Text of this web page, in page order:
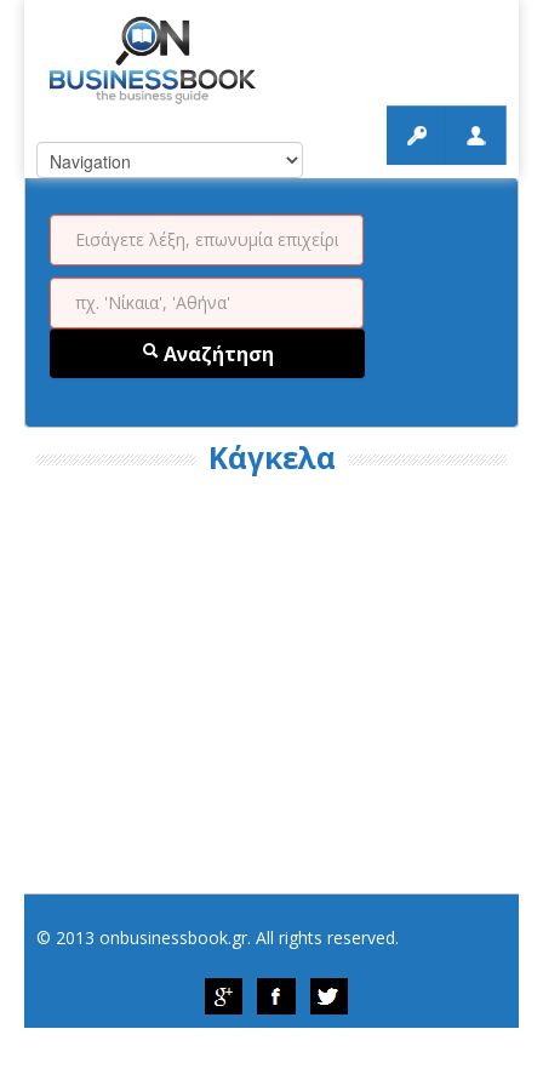
Αναζήτηση
Κάγκελα
© 2013 onbusinessbook.gr. All rights reserved.